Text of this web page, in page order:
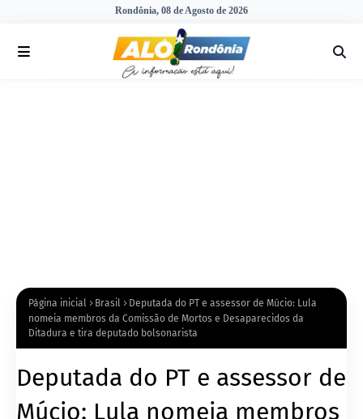
Rondônia, 08 de Agosto de 2026
Página inicial Brasil
Deputada do PT e assessor de Múcio: Lula
nomeia membros da Comissão de Mortos e Desaparecidos da
Ditadura e tira deputado bolsonarista
Deputada do PT e assessor de
Múcio: Lula nomeia membros